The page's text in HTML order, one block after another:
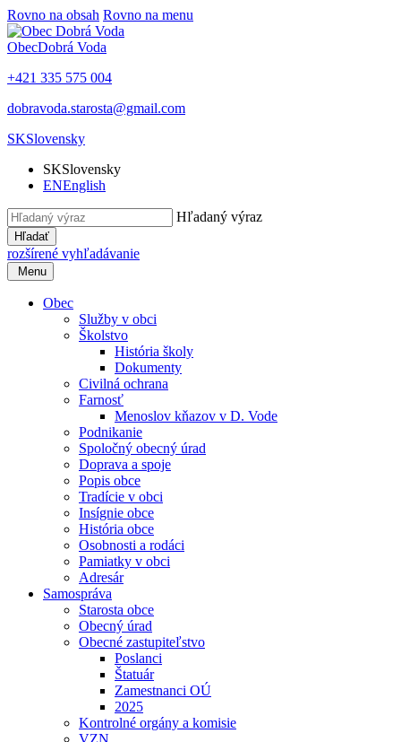
Rovno na obsah Rovno na menu
ObecDobrá Voda
+421 335 575 004
dobravoda.starosta@gmail.com
SKSlovensky
SKSlovensky
ENEnglish
Hľadaný výraz
Hľadať
rozšírené vyhľadávanie
Menu
Obec
Služby v obci
Školstvo
História školy
Dokumenty
Civilná ochrana
Farnosť
Menoslov kňazov v D. Vode
Podnikanie
Spoločný obecný úrad
Doprava a spoje
Popis obce
Tradície v obci
Insígnie obce
História obce
Osobnosti a rodáci
Pamiatky v obci
Adresár
Samospráva
Starosta obce
Obecný úrad
Obecné zastupiteľstvo
Poslanci
Štatuár
Zamestnanci OÚ
2025
Kontrolné orgány a komisie
VZN